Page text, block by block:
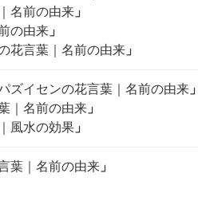
名前の由来 」
の由来 」
花言葉｜名前の由来 」
ズイセンの花言葉｜名前の由来
｜名前の由来 」
風水の効果 」
葉｜名前の由来 」